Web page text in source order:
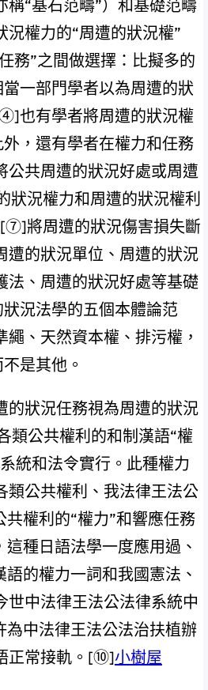
“基石范疇”）和基礎范疇
權力的“周遭的狀況權”
務”之間做選擇：比擬多的
一部門學者以為周遭的狀
也有學者將周遭的狀況權
，還有學者在權力和任務
公共周遭的狀況好處或周遭
況權力和周遭的狀況權利
將周遭的狀況傷害損失斷
遭的狀況單位、周遭的狀況
法、周遭的狀況好處等基礎
況法學的五個本體論范
、天然資本權、排污權，
是其他。
的狀況任務視為周遭的狀況
類公共權利的和制漢語“權
統和法令實行。此種權力
類公共權利、我法律王法公
權利的“權力”和響應任務
種日語法學一度應用過、
的權力一詞和我國憲法、
中法律王法公法律系統中
為中法律王法公法治扶植辦
正常接軌。[⑩]小樹屋